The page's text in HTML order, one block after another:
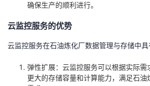
证
实
验
的
收
藏
持
建
议
确保生产的顺利进行。
云监控服务的优势
云监控服务在石油炼化厂数据管理与存储中具
弹性扩展：云监控服务可以根据实际需
更大的存储容量和计算能力，满足石